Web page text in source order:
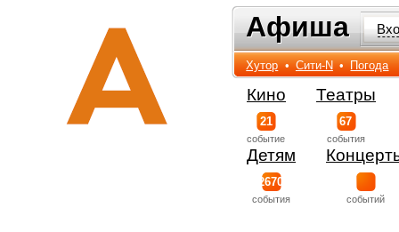
Афиша
Афиша
Хутор • Сити-N • Погода
Кино
21
событиe
Театры
67
события
Детям
2670
события событий